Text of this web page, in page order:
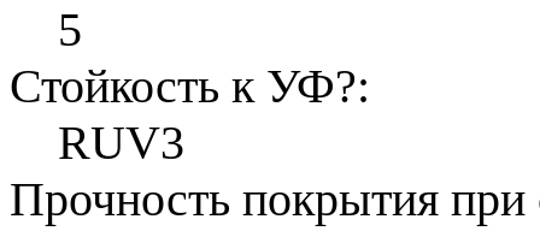
5
Стойкость к УФ?:
RUV3
Прочность покрытия